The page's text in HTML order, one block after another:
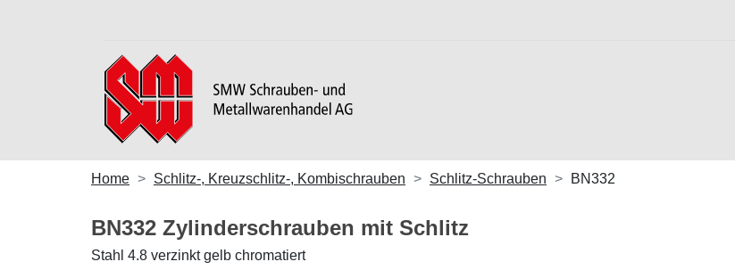
Home Schlitz-, Kreuzschlitz-, Kombischrauben Schlitz-Schrauben BN332
BN332 Zylinderschrauben mit Schlitz
Stahl 4.8 verzinkt gelb chromatiert